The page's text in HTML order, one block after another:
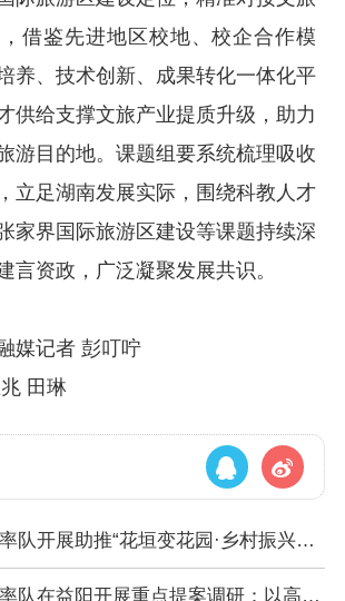
借鉴先进地区校地、校企合作模
养、技术创新、成果转化一体化平
供给支撑文旅产业提质升级，助力
游目的地。课题组要系统梳理吸收
立足湖南发展实际，围绕科教人才
家界国际旅游区建设等课题持续深
言资政，广泛凝聚发展共识。
媒记者 彭叮咛
田琳
队开展助推“花垣变花园·乡村振兴大
研
队在益阳开展重点提案调研：以高质